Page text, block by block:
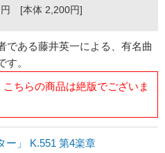
円 [本体 2,200円]
である藤井英一による、有名曲
。
ちらの商品は絶版でございま
ー」 K.551 第4楽章